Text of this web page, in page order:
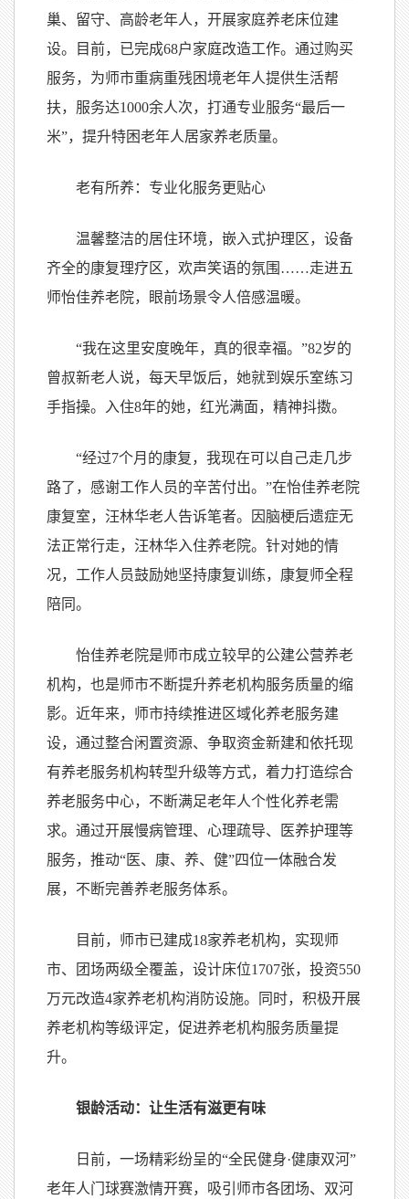
巢、留守、高龄老年人，开展家庭养老床位建
设。目前，已完成68户家庭改造工作。通过购买
服务，为师市重病重残困境老年人提供生活帮
扶，服务达1000余人次，打通专业服务“最后一
米”，提升特困老年人居家养老质量。
老有所养：专业化服务更贴心
温馨整洁的居住环境，嵌入式护理区，设备
齐全的康复理疗区，欢声笑语的氛围……走进五
师怡佳养老院，眼前场景令人倍感温暖。
“我在这里安度晚年，真的很幸福。”82岁的
曾叔新老人说，每天早饭后，她就到娱乐室练习
手指操。入住8年的她，红光满面，精神抖擞。
“经过7个月的康复，我现在可以自己走几步
路了，感谢工作人员的辛苦付出。”在怡佳养老院
康复室，汪林华老人告诉笔者。因脑梗后遗症无
法正常行走，汪林华入住养老院。针对她的情
况，工作人员鼓励她坚持康复训练，康复师全程
陪同。
怡佳养老院是师市成立较早的公建公营养老
机构，也是师市不断提升养老机构服务质量的缩
影。近年来，师市持续推进区域化养老服务建
设，通过整合闲置资源、争取资金新建和依托现
有养老服务机构转型升级等方式，着力打造综合
养老服务中心，不断满足老年人个性化养老需
求。通过开展慢病管理、心理疏导、医养护理等
服务，推动“医、康、养、健”四位一体融合发
展，不断完善养老服务体系。
目前，师市已建成18家养老机构，实现师
市、团场两级全覆盖，设计床位1707张，投资550
万元改造4家养老机构消防设施。同时，积极开展
养老机构等级评定，促进养老机构服务质量提
升。
银龄活动：让生活有滋更有味
日前，一场精彩纷呈的“全民健身·健康双河”
老年人门球赛激情开赛，吸引师市各团场、双河